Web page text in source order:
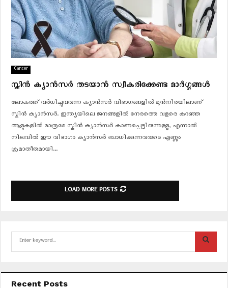
Cancer
സ്കിൻ ക്യാൻസർ തടയാൻ സ്വീകരിക്കേണ്ട മാർഗ്ഗങ്ങൾ
ലോകത്ത് വർധിച്ചുവരുന്ന ക്യാൻസർ വിഭാഗങ്ങളിൽ മുൻനിരയിലാണ്
സ്കിൻ ക്യാൻസർ. ഇന്ത്യയിലെ ജനങ്ങളിൽ നേരത്തെ വളരെ കുറഞ്ഞ
ആളുകളിൽ മാത്രമേ സ്കിൻ ക്യാൻസർ കാണപ്പെട്ടിരുന്നുള്ളൂ, എന്നാൽ
നിലവിൽ ഈ വിഭാഗം ക്യാൻസർ ബാധിക്കുന്നവരുടെ എണ്ണം
ക്രമാതീതമായി...
LOAD MORE POSTS
cRecent Posts